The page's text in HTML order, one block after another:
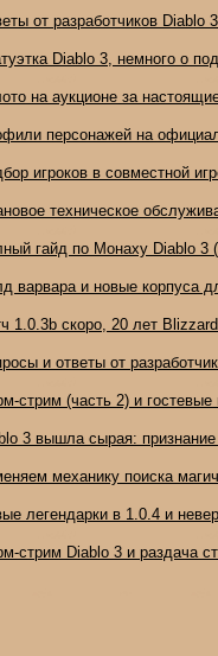
от разработчиков
Diablo 3, немного о
на аукционе за
персонажей на
игроков в совместной
техническое
гайд по Монаху Diablo 3
варвара и новые корпуса
1.0.3b скоро, 20 лет
и ответы от
стрим (часть 2) и
3 вышла сырая: признание
механику поиска
легендарки в 1.0.4 и
стрим Diablo 3 и раздача